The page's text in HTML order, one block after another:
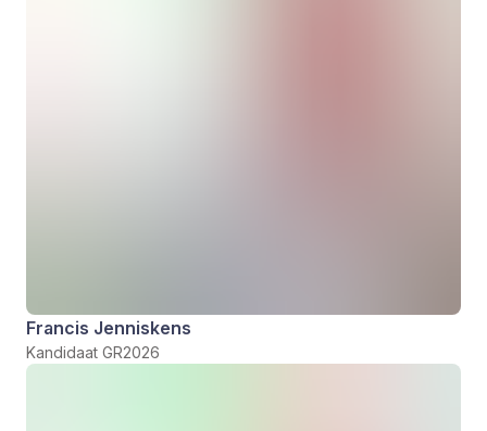
Francis Jenniskens
Kandidaat GR2026